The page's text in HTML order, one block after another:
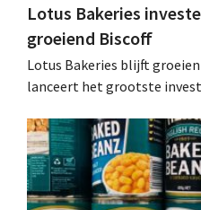
Lotus Bakeries
groeiend Biscoff
Lotus Bakeries blijft
lanceert het grootste
moeten dit momentum